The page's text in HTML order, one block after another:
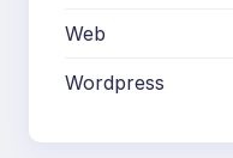
Web
Wordpress